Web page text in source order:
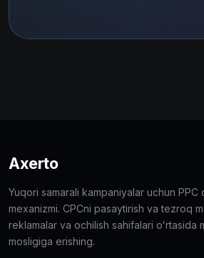
Axerto
Yuqori samarali kampaniyalar uchun PPC
mexanizmi. CPCni pasaytirish va tezroq
reklamalar va ochilish sahifalari oʻrtasida
mosligiga erishing.